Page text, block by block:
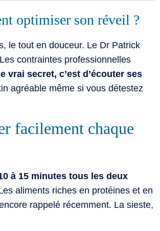
optimiser son réveil ?
le tout en douceur. Le Dr Patrick
contraintes professionnelles
vrai secret, c’est d’écouter ses
agréable même si vous détestez
facilement chaque
à 15 minutes tous les deux
aliments riches en protéines et en
rappelé récemment. La sieste,